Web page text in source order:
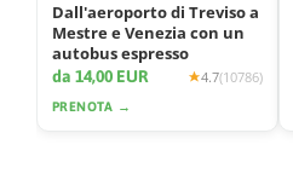
Dall'aeroporto di Treviso a
Mestre e Venezia con un
autobus espresso
da 14,00 EUR 4.7(10786)
PRENOTA →